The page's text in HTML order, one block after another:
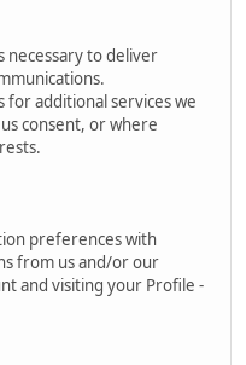
necessary to deliver
for additional services we
consent, or where
preferences with
from us and/or our
and visiting your Profile -